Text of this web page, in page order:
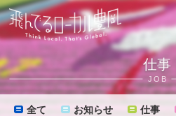
仕事
JOB
全て お知らせ 仕事